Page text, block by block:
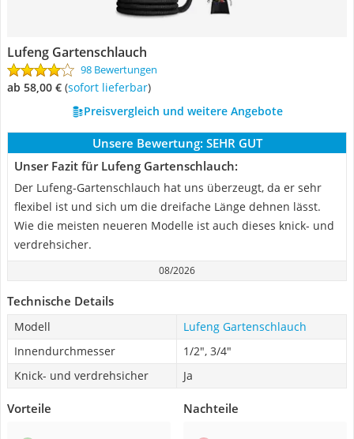
Lufeng Gartenschlauch
98 Bewertungen
ab 58,00 € ( Sofort lieferbar)
Preisvergleich und weitere Angebote
Unsere Bewertung: SEHR GUT
Unser Fazit für Lufeng Gartenschlauch:
Der Lufeng-Gartenschlauch hat uns überzeugt, da er sehr
flexibel ist und sich um die dreifache Länge dehnen lässt.
Wie die meisten neueren Modelle ist auch dieses knick- und
verdrehsicher.
08/2026
Technische Details
Modell
Lufeng Gartenschlauch
Innendurchmesser
1/2", 3/4"
Knick- und verdrehsicher
Ja
Vorteile Nachteile